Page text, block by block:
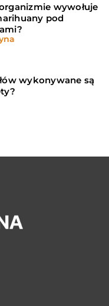
wywołuje
pod
wykonywane są